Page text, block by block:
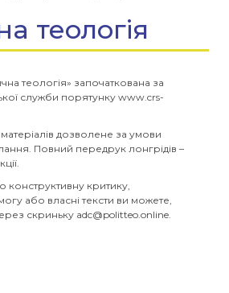
теологія
теологія» започаткована за
служби порятунку www.crs-
дозволене за умови
Повний передрук лонгрідів –
критику,
або власні тексти ви можете,
скриньку adc@politteo.online